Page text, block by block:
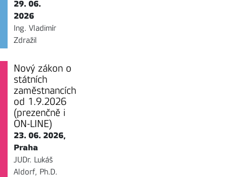
29. 06.
2026
Ing. Vladimír
Zdražil
Nový zákon o
státních
zaměstnancích
od 1.9.2026
(prezenčně i
ON-LINE)
23. 06. 2026,
Praha
JUDr. Lukáš
Aldorf, Ph.D.